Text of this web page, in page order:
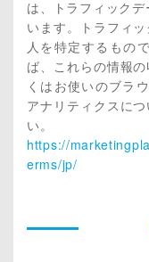
は、トラフィック
います。トラフィ
人を特定するもの
ば、これらの情報
くはお使いのブラ
アナリティクスに
い。
https://
erms/jp/